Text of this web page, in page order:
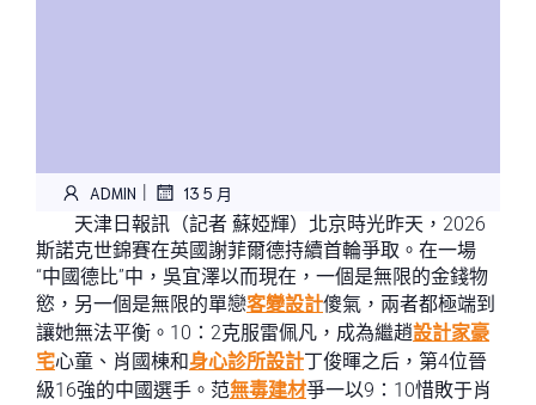
ADMIN | 13 5 月
天津日報訊（記者 蘇婭輝）北京時光昨天，2026
斯諾克世錦賽在英國謝菲爾德持續首輪爭取。在一場
“中國德比”中，吳宜澤以而現在，一個是無限的金錢物
慾，另一個是無限的單戀客變設計傻氣，兩者都極端到
讓她無法平衡。10：2克服雷佩凡，成為繼趙設計家豪
宅心童、肖國棟和身心診所設計丁俊暉之后，第4位晉
級16強的中國選手。范無毒建材爭一以9：10惜敗于肖